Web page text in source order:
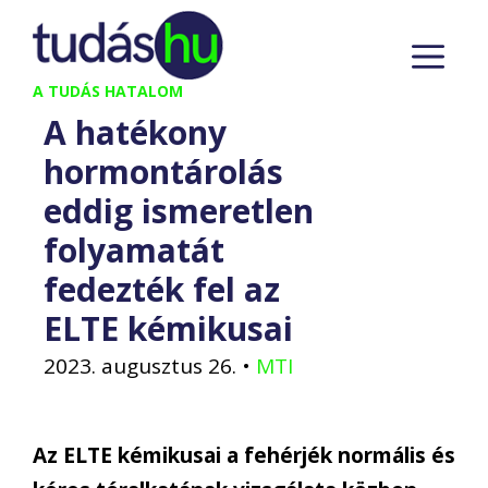
Kilépés
tartalomba
A TUDÁS HATALOM
A hatékony
hormontárolás
eddig ismeretlen
folyamatát
fedezték fel az
ELTE kémikusai
2023. augusztus 26. • MTI
Az ELTE kémikusai a fehérjék normális és